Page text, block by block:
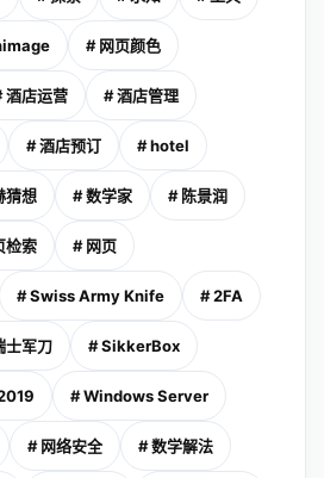
# 网页颜色
酒店运营 # 酒店管理
# 酒店预订 # hotel
猜想 # 数学家 # 陈景润
检索 # 网页
# Swiss Army Knife # 2FA
士军刀 # SikkerBox
# Windows Server
# 网络安全 # 数学解法